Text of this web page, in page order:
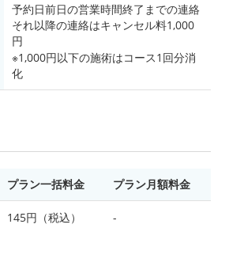
予約日前日の営業時間終了までの連絡
それ以降の連絡はキャンセル料1,000
円
※1,000円以下の施術はコース1回分消
化
プラン一括料金 プラン月額料金
145円（税込） -